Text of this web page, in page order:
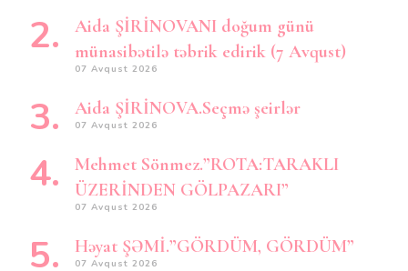
Aida ŞİRİNOVANI doğum günü
münasibətilə təbrik edirik (7 Avqust)
07 Avqust 2026
Aida ŞİRİNOVA.Seçmə şeirlər
07 Avqust 2026
Mehmet Sönmez.”ROTA:TARAKLI
ÜZERİNDEN GÖLPAZARI”
07 Avqust 2026
Həyat ŞƏMİ.”GÖRDÜM, GÖRDÜM”
07 Avqust 2026